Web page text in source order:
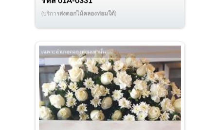
(บริการส่งดอกไม้คลองท่อมใต้)